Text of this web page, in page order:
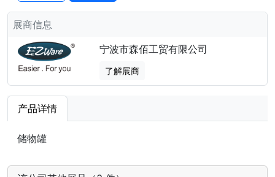
展商信息
宁波市森佰工贸有限公司
了解展商
产品详情
储物罐